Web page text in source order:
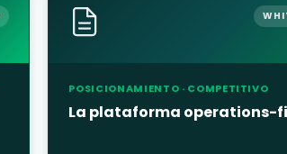
POSICIONAMIENTO · COMPETITIVO
La plataforma operations-